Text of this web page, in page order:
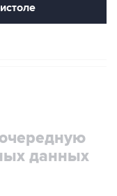
данных